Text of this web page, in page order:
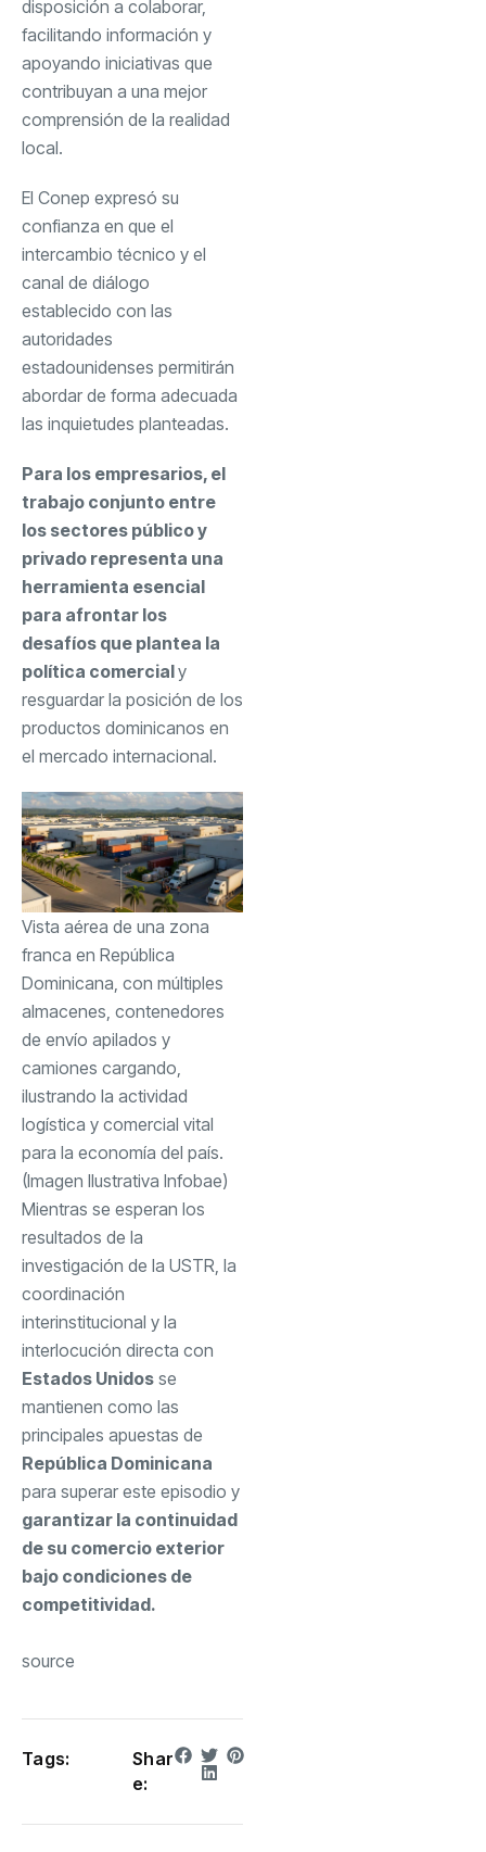
disposición a colaborar,
facilitando información y
apoyando iniciativas que
contribuyan a una mejor
comprensión de la realidad
local.
El Conep expresó su
confianza en que el
intercambio técnico y el
canal de diálogo
establecido con las
autoridades
estadounidenses permitirán
abordar de forma adecuada
las inquietudes planteadas.
Para los empresarios, el
trabajo conjunto entre
los sectores público y
privado representa una
herramienta esencial
para afrontar los
desafíos que plantea la
política comercialy
resguardar la posición de los
productos dominicanos en
el mercado internacional.
Vista aérea de una zona
franca en República
Dominicana, con múltiples
almacenes, contenedores
de envío apilados y
camiones cargando,
ilustrando la actividad
logística y comercial vital
para la economía del país.
(Imagen Ilustrativa Infobae)
Mientras se esperan los
resultados de la
investigación de la USTR, la
coordinación
interinstitucional y la
interlocución directa con
Estados Unidos se
mantienen como las
principales apuestas de
República Dominicana
para superar este episodio y
garantizar la continuidad
de su comercio exterior
bajo condiciones de
competitividad.
source
Tags:
Shar
e: